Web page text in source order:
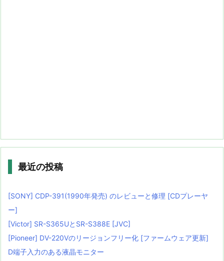
最近の投稿
[SONY] CDP-391(1990年発売) のレビューと修理 [CDプレーヤ
ー]
[Victor] SR-S365UとSR-S388E [JVC]
[Pioneer] DV-220Vのリージョンフリー化 [ファームウェア更新]
D端子入力のある液晶モニター